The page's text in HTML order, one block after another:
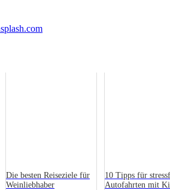
Die besten Reiseziele für
Weinliebhaber
10 Tipps für
Autofahrten mit